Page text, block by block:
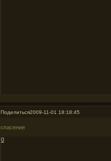
Поделиться2009-11-01 18:18:45
спасение
0